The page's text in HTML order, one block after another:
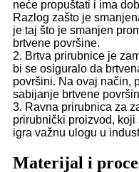
neće propuštati i ima
Razlog zašto je
je taj što je smanjen
brtvene površine.
2. Brtva prirubnice je
bi se osiguralo da
površini. Na ovaj način,
sabijanje brtvene
3. Ravna prirubnica za
prirubnički proizvod,
igra važnu ulogu u
Materijal i